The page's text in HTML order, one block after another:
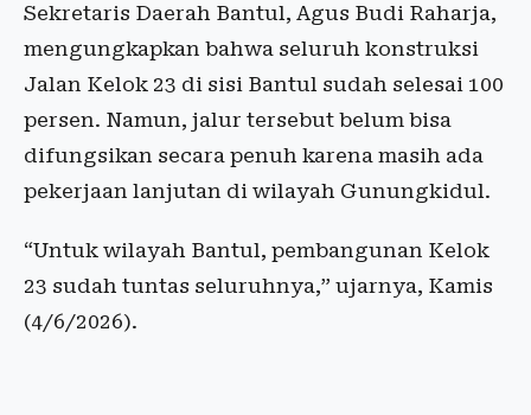
Sekretaris Daerah Bantul, Agus Budi Raharja,
mengungkapkan bahwa seluruh konstruksi
Jalan Kelok 23 di sisi Bantul sudah selesai 100
persen. Namun, jalur tersebut belum bisa
difungsikan secara penuh karena masih ada
pekerjaan lanjutan di wilayah Gunungkidul.
“Untuk wilayah Bantul, pembangunan Kelok
23 sudah tuntas seluruhnya,” ujarnya, Kamis
(4/6/2026).